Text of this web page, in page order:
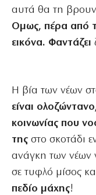
αυτά θα τη βρουν
Ομως, πέρα από
εικόνα. Φαντάζει
Η βία των νέων
είναι
κοινωνίας που
της στο σκοτάδι
ανάγκη των νέων
σε τυφλό μίσος
πεδίο μάχης!